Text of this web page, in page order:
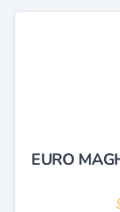
EURO